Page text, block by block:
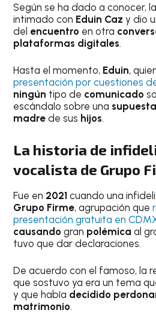
Según se ha dado a conocer,
intimado con Eduin Cazy dio
del encuentro en otra
plataformas digitales.
Hasta el momento, Eduin,
presentación por cuestiones
ningún tipo de comunicado
escándalo sobre una
madrede sus hijos.
La historia de
vocalista de Grupo
Fue en 2021cuando una
Grupo Firme, agrupación que
presentación gratuita en
causandogran polémicaal
tuvo que dar declaraciones.
De acuerdo con el famoso, la
que sostuvo ya era un tema
y que había decidido
matrimonio.